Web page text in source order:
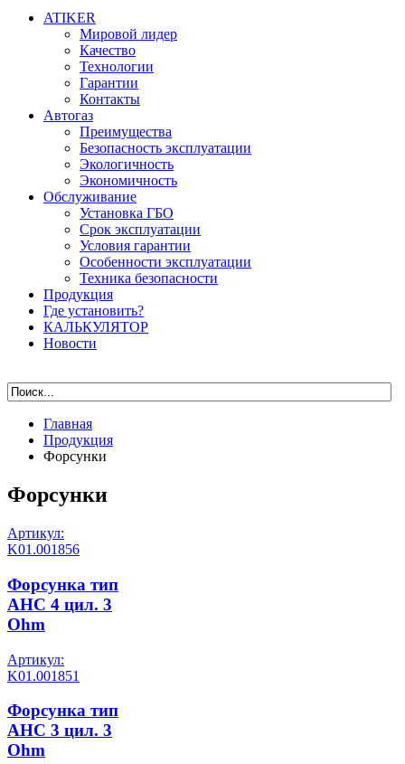
ATIKER
Мировой лидер
Качество
Технологии
Гарантии
Контакты
Автогаз
Преимущества
Безопасность эксплуатации
Экологичность
Экономичность
Обслуживание
Установка ГБО
Срок эксплуатации
Условия гарантии
Особенности эксплуатации
Техника безопасности
Продукция
Где установить?
КАЛЬКУЛЯТОР
Новости
Главная
Продукция
Форсунки
Форсунки
Артикул:
K01.001856
Форсунка тип
AHC 4 цил. 3
Ohm
Артикул:
K01.001851
Форсунка тип
AHC 3 цил. 3
Ohm